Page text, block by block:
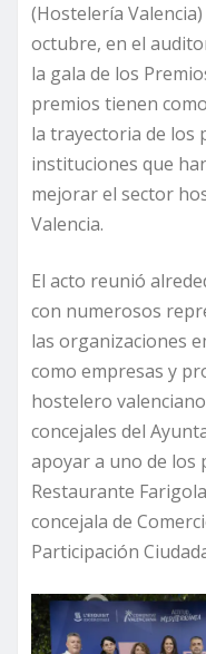
(Hostelería
octubre, en el
la gala de los
premios tienen
la trayectoria de los
instituciones que
mejorar el sector
Valencia.
El acto reunió
con numerosos
las organizaciones
como empresas y
hostelero
concejales del
apoyar a uno de los
Restaurante
concejala de
Participación